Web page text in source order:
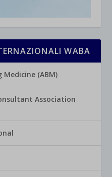
WABA
(ABM)
Association